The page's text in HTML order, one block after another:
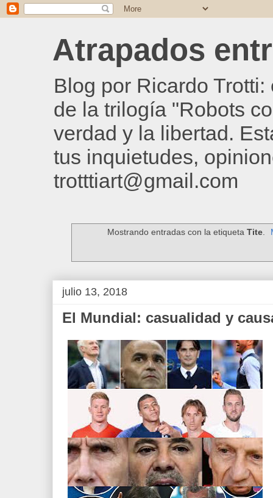
Atrapados
Blog por Ricardo
de la trilogía "Robots
verdad y la libertad.
tus inquietudes,
trotttiart@gmail.com
Mostrando entradas con la etiqueta Tite.
julio 13, 2018
El Mundial: casualidad y